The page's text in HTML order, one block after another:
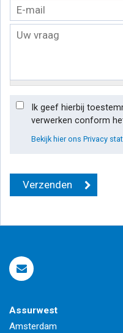
Ik geef hierbij
verwerken conform
Bekijk hier ons Privacy
Assurwest
Amsterdam